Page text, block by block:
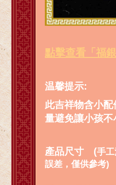
點擊查看「福銀
温馨提示:
此吉祥物含小
量避免讓小孩不
產品尺寸 (手
誤差，僅供參考)